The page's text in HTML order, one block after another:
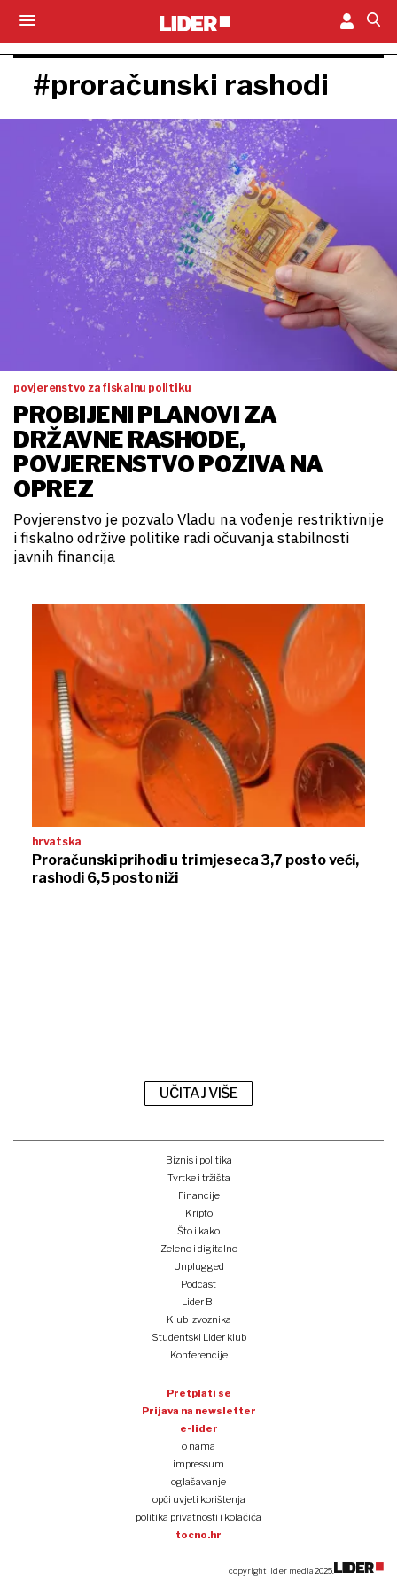
#proračunski rashodi
povjerenstvo za fiskalnu politiku
PROBIJENI PLANOVI ZA
DRŽAVNE RASHODE,
POVJERENSTVO POZIVA NA
OPREZ
Povjerenstvo je pozvalo Vladu na vođenje restriktivnije
i fiskalno održive politike radi očuvanja stabilnosti
javnih financija
hrvatska
Proračunski prihodi u tri mjeseca 3,7 posto veći,
rashodi 6,5 posto niži
UČITAJ VIŠE
Biznis i politika
Tvrtke i tržišta
Financije
Kripto
Što i kako
Zeleno i digitalno
Unplugged
Podcast
Lider BI
Klub izvoznika
Studentski Lider klub
Konferencije
Pretplati se
Prijava na newsletter
e-lider
o nama
impressum
oglašavanje
opći uvjeti korištenja
politika privatnosti i kolačića
tocno.hr
copyright lider media 2025.